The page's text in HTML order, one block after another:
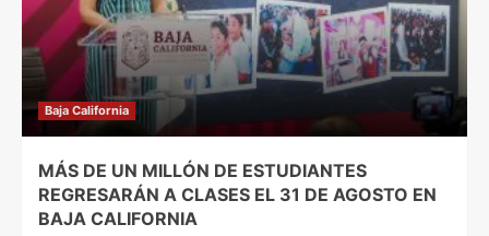
Baja California
MÁS DE UN MILLÓN DE ESTUDIANTES
REGRESARÁN A CLASES EL 31 DE AGOSTO EN
BAJA CALIFORNIA